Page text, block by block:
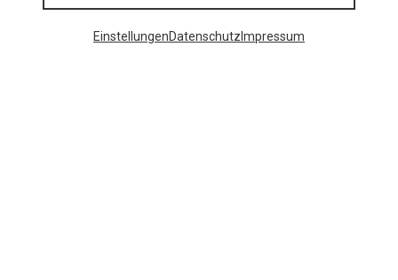
EinstellungenDatenschutz Impressum